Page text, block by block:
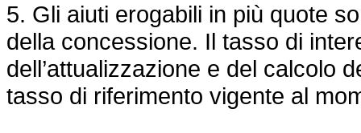
5. Gli aiuti erogabili in più quote
della concessione. Il tasso di
dell’attualizzazione e del calcolo
tasso di riferimento vigente al